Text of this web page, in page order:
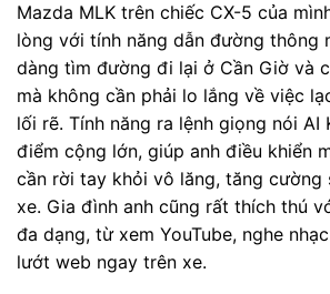
Mazda MLK trên chiếc CX-5 của
lòng với tính năng dẫn đường thông
dàng tìm đường đi lại ở Cần Giờ và
mà không cần phải lo lắng về việc
lối rẽ. Tính năng ra lệnh giọng nói AI
điểm cộng lớn, giúp anh điều khiển
cần rời tay khỏi vô lăng, tăng cường
xe. Gia đình anh cũng rất thích thú
đa dạng, từ xem YouTube, nghe
lướt web ngay trên xe.